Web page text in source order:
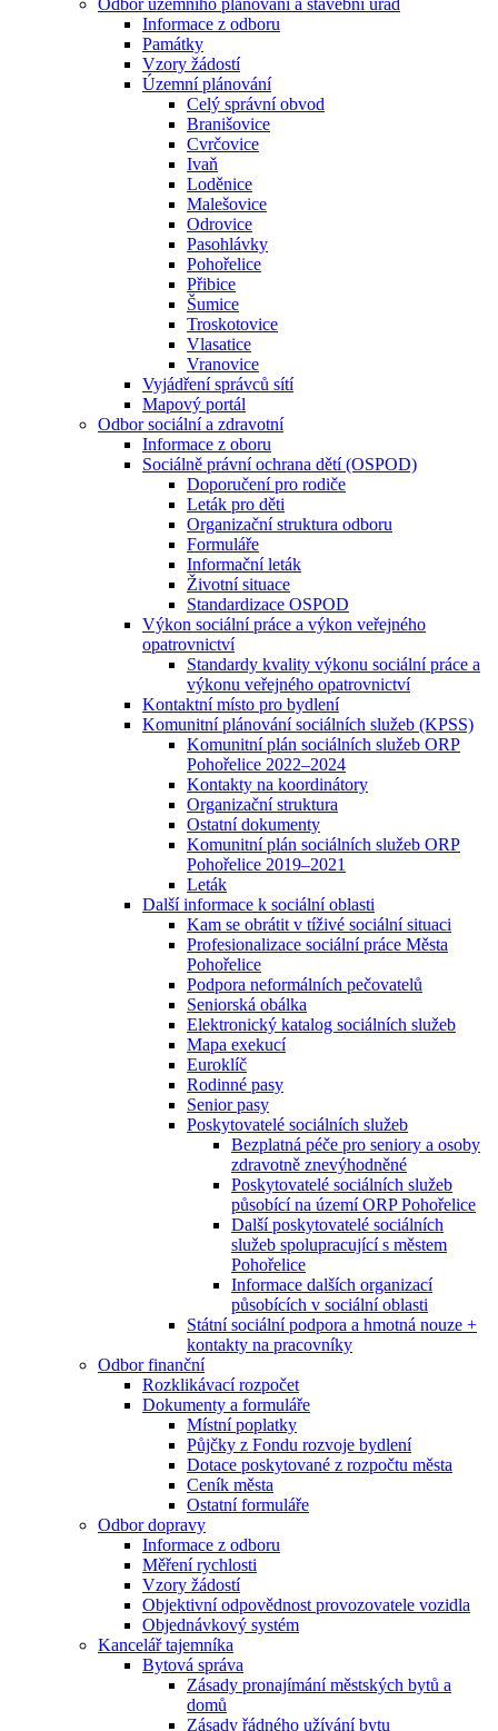
Odbor územního plánování a stavební úřad
Informace z odboru
Památky
Vzory žádostí
Územní plánování
Celý správní obvod
Branišovice
Cvrčovice
Ivaň
Loděnice
Malešovice
Odrovice
Pasohlávky
Pohořelice
Přibice
Šumice
Troskotovice
Vlasatice
Vranovice
Vyjádření správců sítí
Mapový portál
Odbor sociální a zdravotní
Informace z oboru
Sociálně právní ochrana dětí (OSPOD)
Doporučení pro rodiče
Leták pro děti
Organizační struktura odboru
Formuláře
Informační leták
Životní situace
Standardizace OSPOD
Výkon sociální práce a výkon veřejného
opatrovnictví
Standardy kvality výkonu sociální práce a
výkonu veřejného opatrovnictví
Kontaktní místo pro bydlení
Komunitní plánování sociálních služeb (KPSS)
Komunitní plán sociálních služeb ORP
Pohořelice 2022–2024
Kontakty na koordinátory
Organizační struktura
Ostatní dokumenty
Komunitní plán sociálních služeb ORP
Pohořelice 2019–2021
Leták
Další informace k sociální oblasti
Kam se obrátit v tíživé sociální situaci
Profesionalizace sociální práce Města
Pohořelice
Podpora neformálních pečovatelů
Seniorská obálka
Elektronický katalog sociálních služeb
Mapa exekucí
Euroklíč
Rodinné pasy
Senior pasy
Poskytovatelé sociálních služeb
Bezplatná péče pro seniory a osoby
zdravotně znevýhodněné
Poskytovatelé sociálních služeb
působící na území ORP Pohořelice
Další poskytovatelé sociálních
služeb spolupracující s městem
Pohořelice
Informace dalších organizací
působících v sociální oblasti
Státní sociální podpora a hmotná nouze +
kontakty na pracovníky
Odbor finanční
Rozklikávací rozpočet
Dokumenty a formuláře
Místní poplatky
Půjčky z Fondu rozvoje bydlení
Dotace poskytované z rozpočtu města
Ceník města
Ostatní formuláře
Odbor dopravy
Informace z odboru
Měření rychlosti
Vzory žádostí
Objektivní odpovědnost provozovatele vozidla
Objednávkový systém
Kancelář tajemníka
Bytová správa
Zásady pronajímání městských bytů a
domů
Zásady řádného užívání bytu